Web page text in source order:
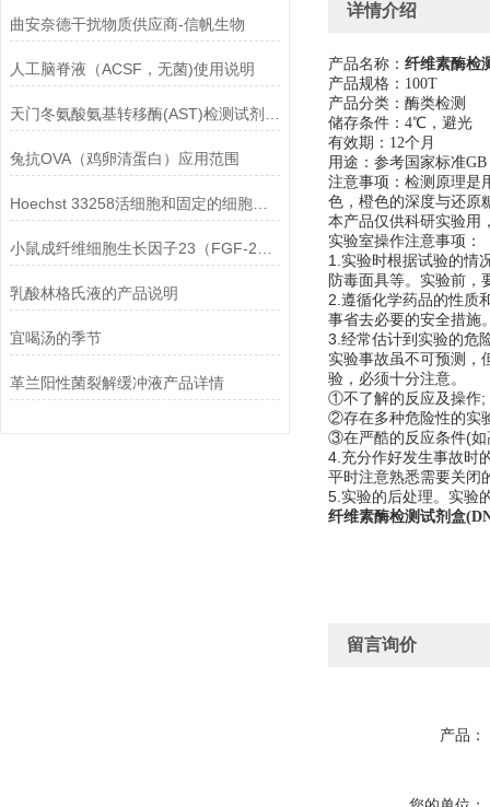
曲安奈德干扰物质供应商-信帆生物
人工脑脊液（ACSF，无菌)使用说明
兔抗OVA（鸡卵清蛋白）应用范围
Hoechst 33258活细胞和固定的细胞均可标记
乳酸林格氏液的产品说明
宜喝汤的季节
革兰阳性菌裂解缓冲液产品详情
详情介绍
产品名称： 纤维素酶检
产品规格：100T
产品分类：酶类检测
储存条件：4℃，避光
有效期：12个月
用途：参考国家标准
注意事项： 检测原理是
色，橙色的深度与还原
本产品仅供科研实验用
实验室操作注意事项：
1.实验时根据试验的情
防毒面具等。实验前，
2.遵循化学药品的性质
事省去必要的安全措施
3.经常估计到实验的危
实验事故虽不可预测，
验，必须十分注意。
①不了解的反应及操作;
②存在多种危险性的实
③在严酷的反应条件(如
4.充分作好发生事故时
平时注意熟悉需要关闭
5.实验的后处理。实验
纤维素酶检测试剂盒
留言询价
产品：